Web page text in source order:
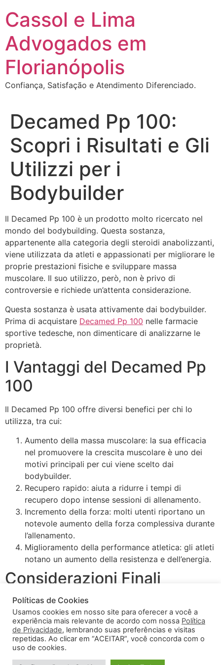
para
conteúdo
Cassol e Lima
Advogados em
Florianópolis
Confiança, Satisfação e Atendimento Diferenciado.
Decamed Pp 100:
Scopri i Risultati e Gli
Utilizzi per i
Bodybuilder
Il Decamed Pp 100 è un prodotto molto ricercato nel
mondo del bodybuilding. Questa sostanza,
appartenente alla categoria degli steroidi anabolizzanti,
viene utilizzata da atleti e appassionati per migliorare le
proprie prestazioni fisiche e sviluppare massa
muscolare. Il suo utilizzo, però, non è privo di
controversie e richiede un’attenta considerazione.
Questa sostanza è usata attivamente dai bodybuilder.
Prima di acquistare Decamed Pp 100 nelle farmacie
sportive tedesche, non dimenticare di analizzarne le
proprietà.
I Vantaggi del Decamed Pp
100
Il Decamed Pp 100 offre diversi benefici per chi lo
utilizza, tra cui:
Aumento della massa muscolare: la sua efficacia
nel promuovere la crescita muscolare è uno dei
motivi principali per cui viene scelto dai
bodybuilder.
Recupero rapido: aiuta a ridurre i tempi di
recupero dopo intense sessioni di allenamento.
Incremento della forza: molti utenti riportano un
notevole aumento della forza complessiva durante
l’allenamento.
Miglioramento della performance atletica: gli atleti
notano un aumento della resistenza e dell’energia.
Considerazioni Finali
Se sei un bodybuilder o un atleta serio, potrebbe valere
la pena considerare l’uso del Decamed Pp 100. Tuttavia,
è fondamentale consultarsi con esperti e verificare la
legalità e la sicurezza dell’uso di tale sostanza nella tua
area. La salute dovrebbe sempre essere la priorità
numero uno.
Políticas de Cookies
Usamos cookies em nosso site para oferecer a você a
experiência mais relevante de acordo com nossa Política
de Privacidade, lembrando suas preferências e visitas
repetidas. Ao clicar em “ACEITAR”, você concorda com o
uso de cookies.